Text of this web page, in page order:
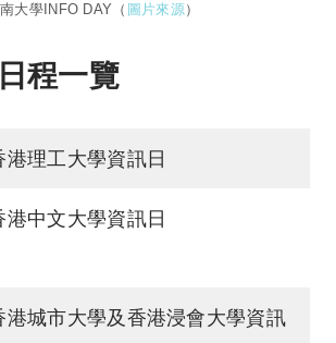
大學INFO DAY（ 圖片來源）
程一覽
港理工大學資訊日
港中文大學資訊日
港城市大學及香港浸會大學資訊